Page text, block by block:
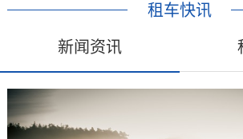
租车快讯
新闻资讯